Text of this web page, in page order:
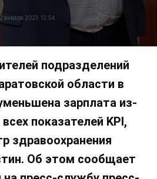
января 2023 13:54
подразделений
области в
зарплата из-
показателей KPI,
здравоохранения
Об этом сообщает